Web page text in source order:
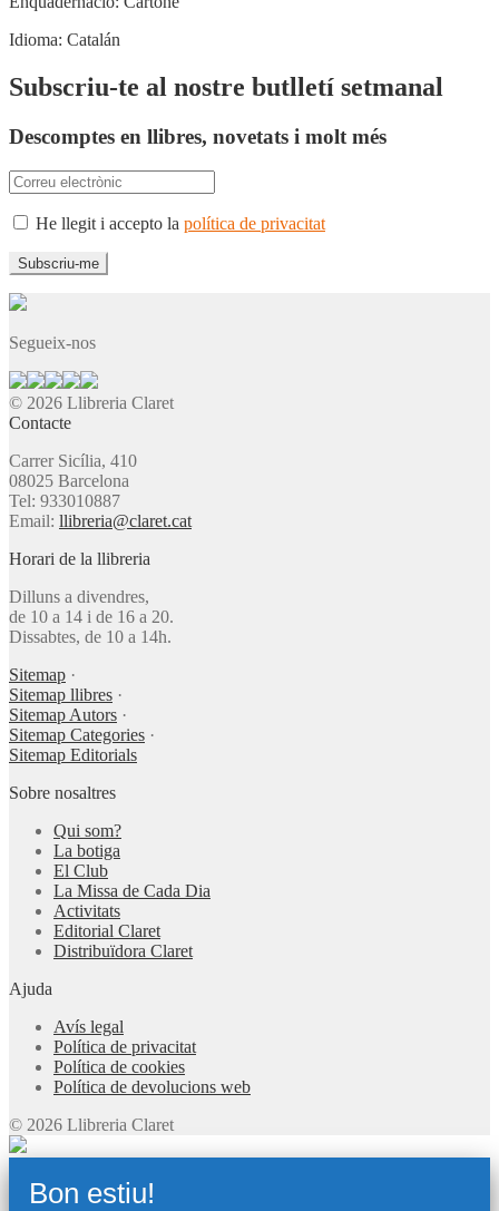
Idioma: Catalán
Subscriu-te al nostre butlletí setmanal
Descomptes en llibres, novetats i molt més
He llegit i accepto la política de privacitat
Segueix-nos
© 2026 Llibreria Claret
Contacte
Carrer Sicília, 410
08025 Barcelona
Tel: 933010887
Email: llibreria@claret.cat
Horari de la llibreria
Dilluns a divendres,
de 10 a 14 i de 16 a 20.
Dissabtes, de 10 a 14h.
Sitemap ·
Sitemap llibres ·
Sitemap Autors ·
Sitemap Categories ·
Sitemap Editorials
Sobre nosaltres
Qui som?
La botiga
El Club
La Missa de Cada Dia
Activitats
Editorial Claret
Distribuïdora Claret
Ajuda
Avís legal
Política de privacitat
Política de cookies
Política de devolucions web
© 2026 Llibreria Claret
Bon estiu!